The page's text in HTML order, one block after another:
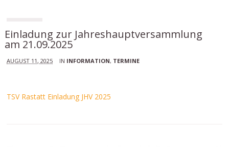
Einladung zur Jahreshauptversammlung
am 21.09.2025
AUGUST 11, 2025 IN INFORMATION, TERMINE
TSV Rastatt Einladung JHV 2025